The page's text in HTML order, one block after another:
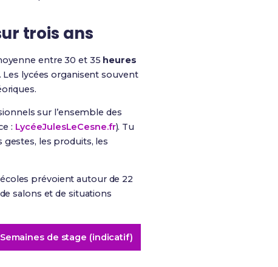
trois ans
entre 30 et 35 heures
. Les lycées organisent souvent
sur l’ensemble des
: LycéeJulesLeCesne.fr). Tu
les produits, les
prévoient autour de 22
salons et de situations
Semaines de stage (indicatif)